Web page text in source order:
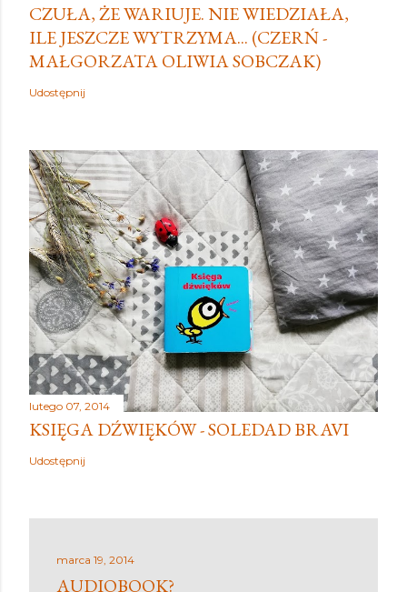
CZUŁA, ŻE WARIUJE. NIE WIEDZIAŁA,
ILE JESZCZE WYTRZYMA... (CZERŃ -
MAŁGORZATA OLIWIA SOBCZAK)
Udostępnij
lutego 07, 2014
KSIĘGA DŹWIĘKÓW - SOLEDAD BRAVI
Udostępnij
marca 19, 2014
AUDIOBOOK?